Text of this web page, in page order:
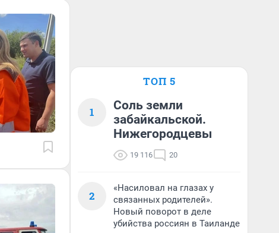
ТОП 5
1
Соль земли
забайкальской.
Нижегородцевы
19 116 20
2
«Насиловал на глазах у
связанных родителей».
Новый поворот в деле
убийства россиян в Таиланде